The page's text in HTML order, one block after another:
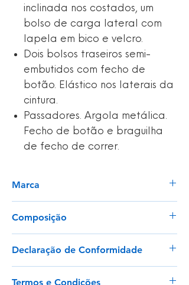
inclinada nos costados, um
bolso de carga lateral com
lapela em bico e velcro.
Dois bolsos traseiros semi-
embutidos com fecho de
botão. Elástico nos laterais da
cintura.
Passadores. Argola metálica.
Fecho de botão e braguilha
de fecho de correr.
Marca
Composição
100% Poliéster
Gramagem
Declaração de Conformidade
Termos e Condições